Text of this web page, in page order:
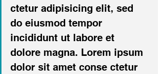
ctetur adipisicing elit, sed
do eiusmod tempor
incididunt ut labore et
dolore magna. Lorem ipsum
dolor sit amet conse ctetur